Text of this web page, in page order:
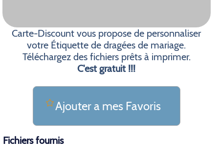
Carte-Discount vous propose de personnaliser
votre Étiquette de dragées de mariage.
Téléchargez des fichiers prêts à imprimer.
C'est gratuit !!!
Ajouter a mes Favoris
Fichiers fournis